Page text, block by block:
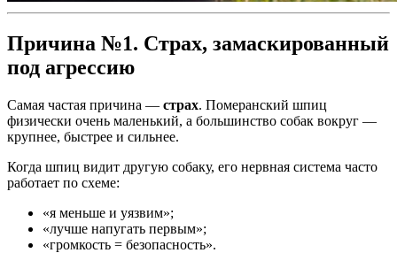
Причина №1. Страх, замаскированный
под агрессию
Самая частая причина — страх. Померанский шпиц
физически очень маленький, а большинство собак вокруг —
крупнее, быстрее и сильнее.
Когда шпиц видит другую собаку, его нервная система часто
работает по схеме:
«я меньше и уязвим»;
«лучше напугать первым»;
«громкость = безопасность».